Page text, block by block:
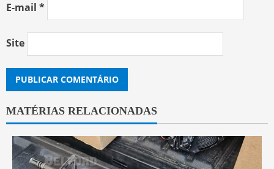
E-mail *
Site
MATÉRIAS RELACIONADAS